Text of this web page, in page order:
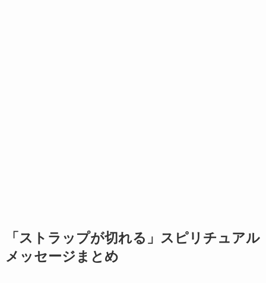
「ストラップが切れる」スピリチュアル
メッセージまとめ